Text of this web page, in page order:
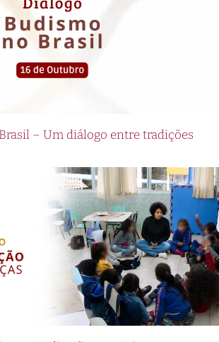
– Um diálogo entre tradições